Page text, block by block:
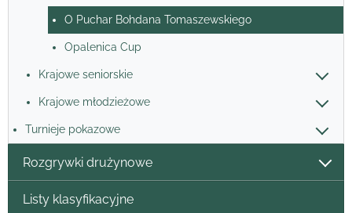
O Puchar Bohdana Tomaszewskiego
Opalenica Cup
Krajowe seniorskie
Krajowe młodzieżowe
Turnieje pokazowe
Rozgrywki drużynowe
Listy klasyfikacyjne